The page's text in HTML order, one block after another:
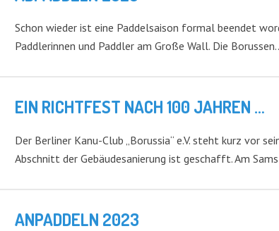
Schon wieder ist eine Paddelsaison formal beendet
Paddlerinnen und Paddler am Große Wall. Die
EIN RICHTFEST NACH 100 JAHREN …
Der Berliner Kanu-Club „Borussia“ e.V. steht kurz vor
Abschnitt der Gebäudesanierung ist geschafft. Am
ANPADDELN 2023